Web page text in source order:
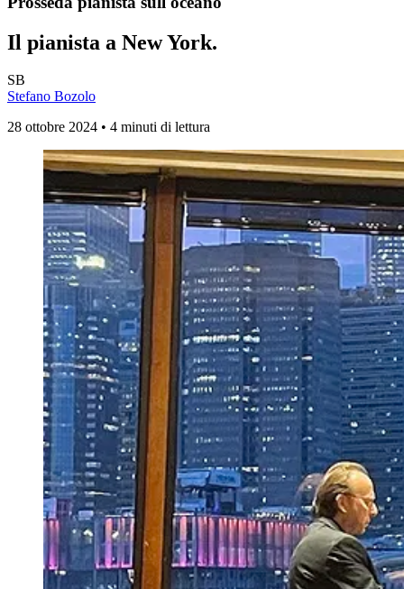
Il pianista a New York.
SB
Stefano Bozolo
28 ottobre 2024 • 4 minuti di lettura